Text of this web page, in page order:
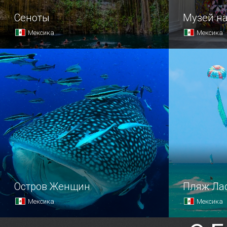
Сеноты
Мексика
Одно из самых впечатляющих чудес
Мексики находится на полуострове
Юкатан.
Музей
Мексика
столице
народов,
Остров Женщин
Мексика
Пляж
Мексика